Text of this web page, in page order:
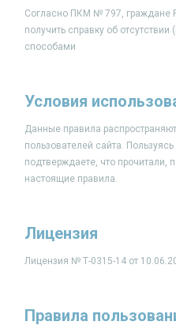
Согласно ПКМ № 797, граждане
получить справку об
способами
​Условия
Данные правила
пользователей сайта.
подтверждаете, что прочитали,
настоящие правила.
Лицензия
Лицензия № Т-0315-14 от
Правила